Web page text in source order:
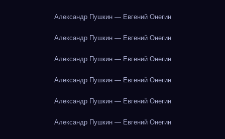
Александр Пушкин — Евгений Онегин
Александр Пушкин — Евгений Онегин
Александр Пушкин — Евгений Онегин
Александр Пушкин — Евгений Онегин
Александр Пушкин — Евгений Онегин
Александр Пушкин — Евгений Онегин